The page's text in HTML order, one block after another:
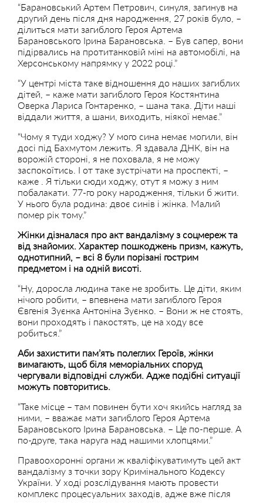
“Барановський Артем Петрович, синуля, загинув на
другий день після дня народження, 27 років було, –
ділиться мати загиблого Героя Артема
Барановського Ірина Барановська. – Був сапер, вони
підірвались на протитанковій міні на автомобілі, на
Херсонському напрямку у 2022 році.”
“У центрі міста таке відношення до наших загиблих
дітей, – каже мати загиблого Героя Костянтина
Оверка Лариса Гонтаренко, – шана така. Діти наші
віддали життя, а шани, виходить, ніякої немає.”
“Чому я туди ходжу? У мого сина немає могили, він
досі під Бахмутом лежить. Я здавала ДНК, він на
ворожій стороні, я не поховала, я не можу
заспокоїтись. І от таке зустрічати на проспекті, –
каже . Я тільки сюди ходжу, отут я можу з ним
побалакати. 77-го року народження, тільки б жити.
У нього була родина: двоє синів і жінка. Малий
помер рік тому.”
Жінки дізналася про акт вандалізму з соцмереж та
від знайомих. Характер пошкоджень призм, кажуть,
однотипний, – всі 8 були порізані гострим
предметом і на одній висоті.
“Ну, доросла людина таке не зробить. Це діти, яким
нічого робити, – впевнена мати загиблого Героя
Євгенія Зуєнка Антоніна Зуєнко. – Вони ж не стоять,
вони проходять і пакостять, це на ходу все
робиться.”
Аби захистити пам’ять полеглих Героїв, жінки
вимагають, щоб біля меморіальних споруд
чергували відповідні служби. Адже подібні ситуації
можуть повторитись.
“Таке місце – там повинен бути хоч якийсь нагляд за
ними, – вважає мати загиблого Героя Артема
Барановського Ірина Барановська. – Це по-перше. А
по-друге, така наруга над нашими хлопцями.”
Правоохоронні органи ж кваліфікуватимуть цей акт
вандалізму з точки зору Кримінального Кодексу
України. У ході розслідування мають провести
комплекс процесуальних заходів, адже вже після